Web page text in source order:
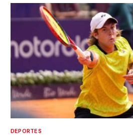
DEPORTES